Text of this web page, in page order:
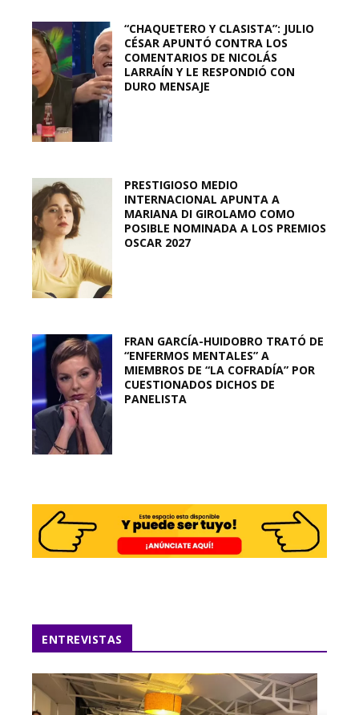
“CHAQUETERO Y CLASISTA”: JULIO
CÉSAR APUNTÓ CONTRA LOS
COMENTARIOS DE NICOLÁS
LARRAÍN Y LE RESPONDIÓ CON
DURO MENSAJE
PRESTIGIOSO MEDIO
INTERNACIONAL APUNTA A
MARIANA DI GIROLAMO COMO
POSIBLE NOMINADA A LOS PREMIOS
OSCAR 2027
FRAN GARCÍA-HUIDOBRO TRATÓ DE
“ENFERMOS MENTALES” A
MIEMBROS DE “LA COFRADÍA” POR
CUESTIONADOS DICHOS DE
PANELISTA
ENTREVISTAS